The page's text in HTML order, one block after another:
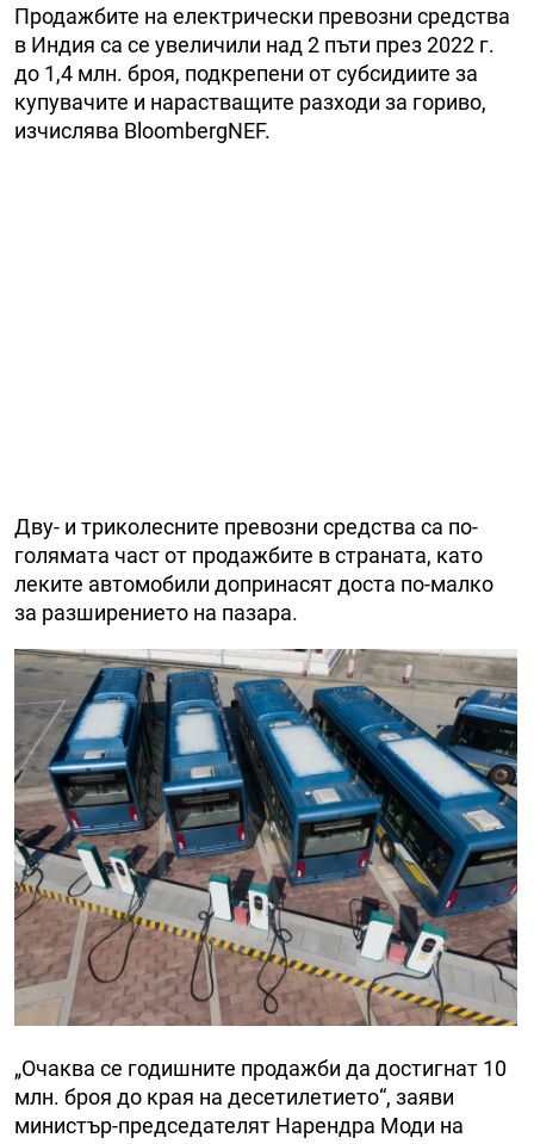
Продажбите на електрически превозни средства
в Индия са се увеличили над 2 пъти през 2022 г.
до 1,4 млн. броя, подкрепени от субсидиите за
купувачите и нарастващите разходи за гориво,
изчислява BloombergNEF.
Дву- и триколесните превозни средства са по-
голямата част от продажбите в страната, като
леките автомобили допринасят доста по-малко
за разширението на пазара.
„Очаква се годишните продажби да достигнат 10
млн. броя до края на десетилетието“, заяви
министър-председателят Нарендра Моди на